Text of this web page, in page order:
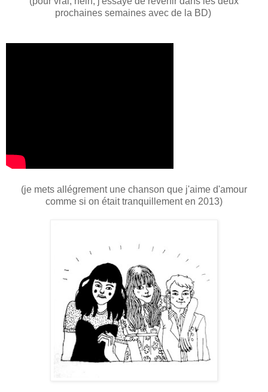
prochaines semaines avec de la BD)
(je mets allégrement une chanson que j'aime d'amour
comme si on était tranquillement en 2013)